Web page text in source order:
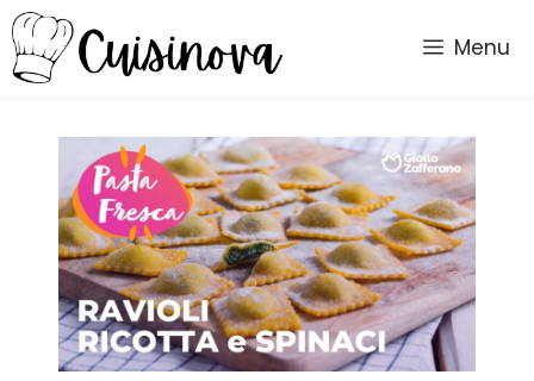
Vai
al
contenuto
Menu